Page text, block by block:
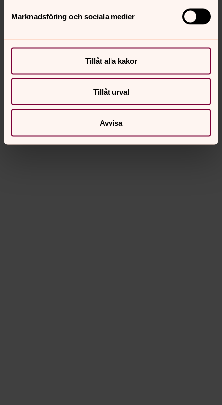
Marknadsföring och sociala medier
Tillåt alla kakor
Tillåt urval
Avvisa